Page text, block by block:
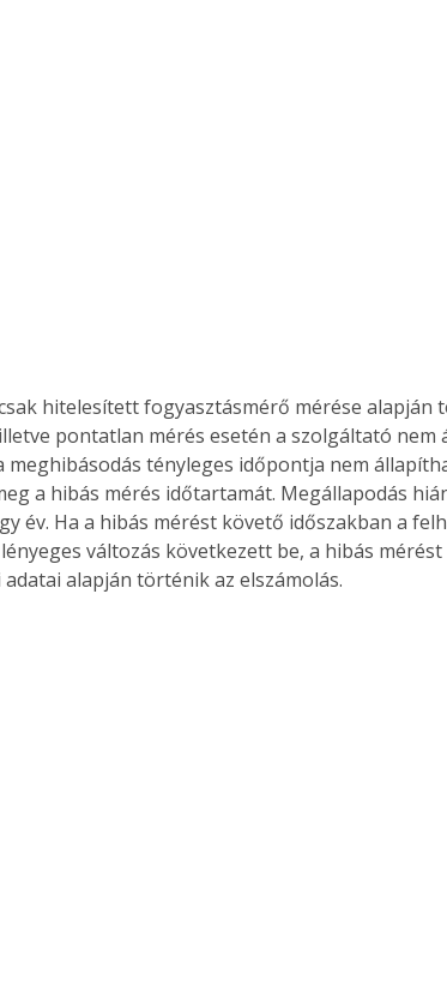
hitelesített fogyasztásmérő mérése alapján
pontatlan mérés esetén a szolgáltató nem
meghibásodás tényleges időpontja nem
a hibás mérés időtartamát. Megállapodás
év. Ha a hibás mérést követő időszakban a
változás következett be, a hibás
alapján történik az elszámolás.